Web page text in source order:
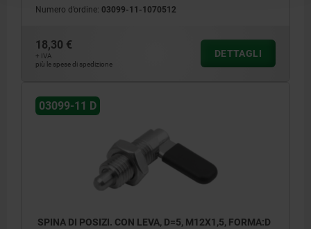
Numero d’ordine: 03099-11-1070512
18,30 €
+ IVA
più le spese di spedizione
DETTAGLI
03099-11 D
SPINA DI POSIZI. CON LEVA, D=5, M12X1,5, FORMA:D